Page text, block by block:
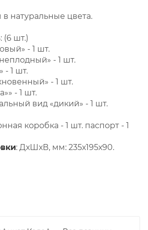
натуральные цвета.
: (6 шт.)
- 1 шт.
- 1 шт.
- 1 шт.
- 1 шт.
- 1 шт.
вид «дикий» - 1 шт.
коробка - 1 шт. паспорт - 1
: ДхШхВ, мм: 235х195х90.